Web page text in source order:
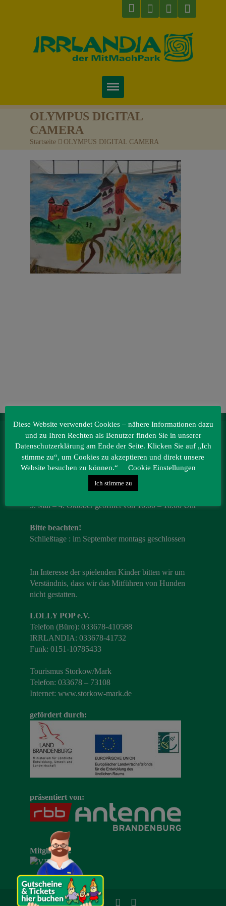
Startseite
Über uns
Preise & Infos
Tickets
Attraktionen
Videos
Veranstaltungen
Baumpaten
OLYMPUS DIGITAL
CAMERA
Startseite > OLYMPUS DIGITAL CAMERA
IRRLANDIA – der MitMachPark
Lebbiner Straße 1
15859 Storkow (Mark)
9. Mai – 4. Oktober geöffnet von 10.00 – 18.00 Uhr
Bitte beachten!
Schließtage : im September montags geschlossen
Im Interesse der spielenden Kinder bitten wir um
Verständnis, dass wir das Mitführen von Hunden
nicht gestatten.
LOLLY POP e.V.
Telefon (Büro): 033678-410588
IRRLANDIA: 033678-41732
Funk: 0151-10785433
Tourismus Storkow/Mark
Telefon: 033678 – 73108
Internet: www.storkow-mark.de
gefördert durch:
präsentiert von:
Mitglied im:
Diese Website verwendet Cookies – nähere Informationen dazu
und zu Ihren Rechten als Benutzer finden Sie in unserer
Datenschutzerklärung am Ende der Seite. Klicken Sie auf „Ich
stimme zu“, um Cookies zu akzeptieren und direkt unsere
Website besuchen zu können.“
Cookie Einstellungen
Ich stimme zu